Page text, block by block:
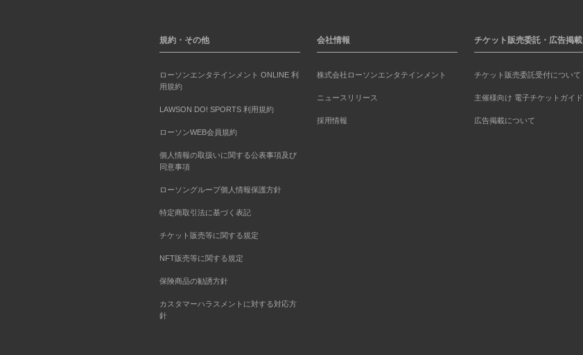
規約・その他
ローソンエンタテインメント ONLINE 利
用規約
LAWSON DO! SPORTS 利用規約
ローソンWEB会員規約
個人情報の取扱いに関する公表事項及び
同意事項
ローソングループ個人情報保護方針
特定商取引法に基づく表記
チケット販売等に関する規定
NFT販売等に関する規定
保険商品の勧誘方針
カスタマーハラスメントに対する対応方
針
会社情報
株式会社ローソンエンタテインメント
ニュースリリース
採用情報
チケット販売委託・広告掲載
チケット販売委託受付について
主催様向け 電子チケットガイド
広告掲載について